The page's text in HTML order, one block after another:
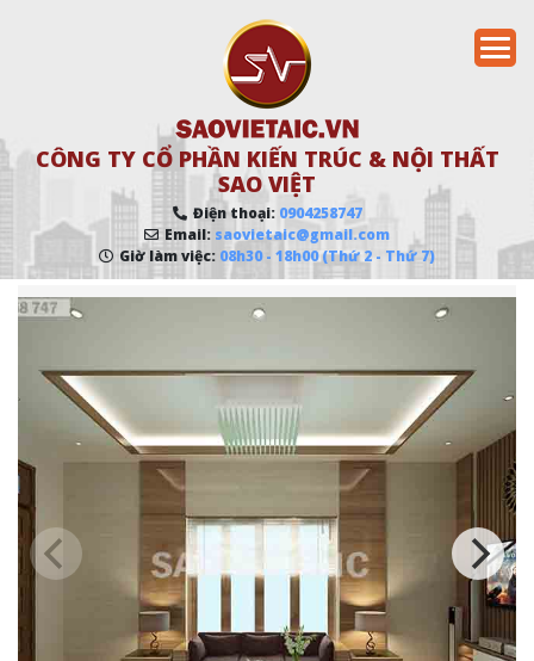
CÔNG TY CỔ PHẦN KIẾN TRÚC & NỘI THẤT
SAO VIỆT
Điện thoại: 0904258747
Email: saovietaic@gmail.com
Giờ làm việc: 08h30 - 18h00 (Thứ 2 - Thứ 7)